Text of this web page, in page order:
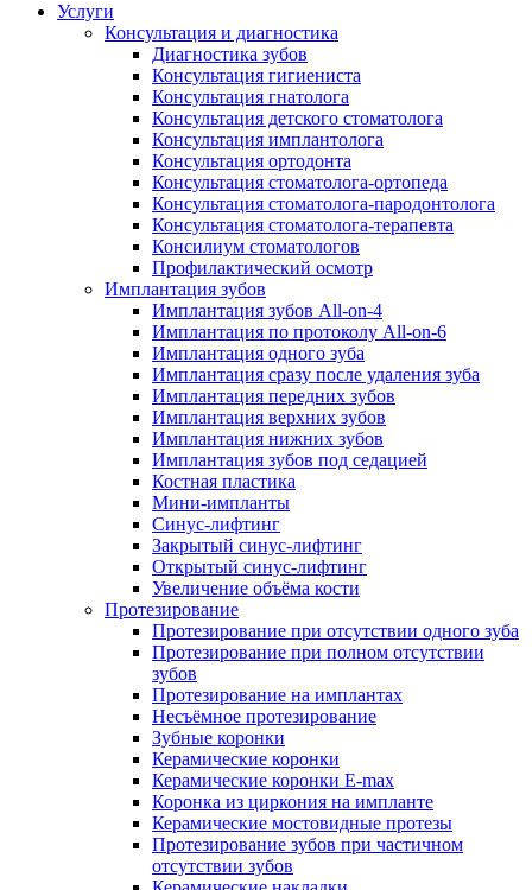
Услуги
Консультация и диагностика
Диагностика зубов
Консультация гигиениста
Консультация гнатолога
Консультация детского стоматолога
Консультация имплантолога
Консультация ортодонта
Консультация стоматолога-ортопеда
Консультация стоматолога-пародонтолога
Консультация стоматолога-терапевта
Консилиум стоматологов
Профилактический осмотр
Имплантация зубов
Имплантация зубов All-on-4
Имплантация по протоколу All-on-6
Имплантация одного зуба
Имплантация сразу после удаления зуба
Имплантация передних зубов
Имплантация верхних зубов
Имплантация нижних зубов
Имплантация зубов под седацией
Костная пластика
Мини-импланты
Синус-лифтинг
Закрытый синус-лифтинг
Открытый синус-лифтинг
Увеличение объёма кости
Протезирование
Протезирование при отсутствии одного зуба
Протезирование при полном отсутствии
зубов
Протезирование на имплантах
Несъёмное протезирование
Зубные коронки
Керамические коронки
Керамические коронки E-max
Коронка из циркония на импланте
Керамические мостовидные протезы
Протезирование зубов при частичном
отсутствии зубов